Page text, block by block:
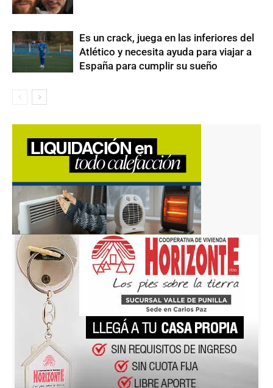
Es un crack, juega en las inferiores del
Atlético y necesita ayuda para viajar a
España para cumplir su sueño